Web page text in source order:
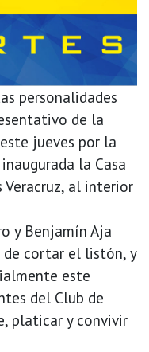
personalidades
de la
jueves por la
la Casa
Veracruz, al interior
y Benjamín Aja
de cortar el listón, y
este
del Club de
platicar y convivir